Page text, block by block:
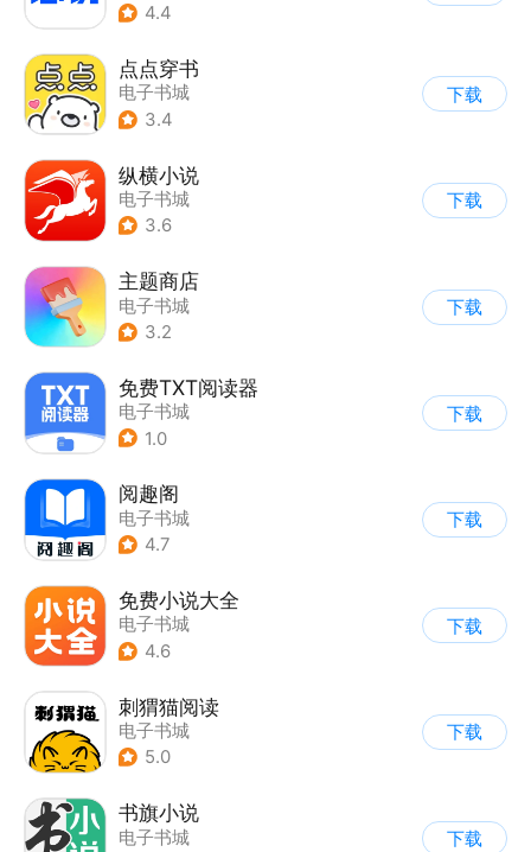
4.4
点点穿书
电子书城
3.4
下载
纵横小说
电子书城
3.6
下载
主题商店
电子书城
3.2
下载
免费TXT阅读器
电子书城
1.0
下载
阅趣阁
电子书城
4.7
下载
免费小说大全
电子书城
4.6
下载
刺猬猫阅读
电子书城
5.0
下载
书旗小说
电子书城
下载